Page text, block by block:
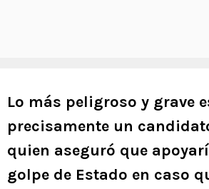
Lo más peligroso y grave
precisamente un
quien aseguró que
golpe de Estado en caso